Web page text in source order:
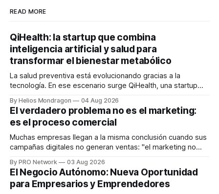
READ MORE
QiHealth: la startup que combina
inteligencia artificial y salud para
transformar el bienestar metabólico
La salud preventiva está evolucionando gracias a la
tecnología. En ese escenario surge QiHealth, una startup
dispositivos inteligentes, inteligencia artificial y monitoreo
en tiempo real para ayudar a las personas a tomar mejores
decisiones sobre su salud metabólica. Su propuesta busca
responder
By Helios Mondragon 04 Aug 2026
El verdadero problema no es el marketing:
es el proceso comercial
Muchas empresas llegan a la misma conclusión cuando sus
campañas digitales no generan ventas: "el marketing no
INTERIUS, el problema suele estar en otro lugar. Durante
una entrevista para el podcast SER PRO, el especialista en
marketing digital explicó que
By PRO Network 03 Aug 2026
El Negocio Autónomo: Nueva Oportunidad
para Empresarios y Emprendedores